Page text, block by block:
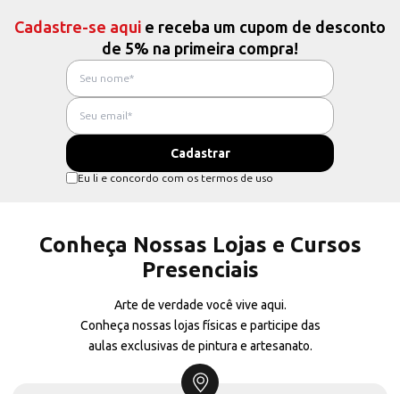
Cadastre-se aqui e receba um cupom de desconto
de 5% na primeira compra!
Eu li e concordo com os termos de uso
Conheça Nossas Lojas e Cursos
Presenciais
Arte de verdade você vive aqui.
Conheça nossas lojas físicas e participe das
aulas exclusivas de pintura e artesanato.